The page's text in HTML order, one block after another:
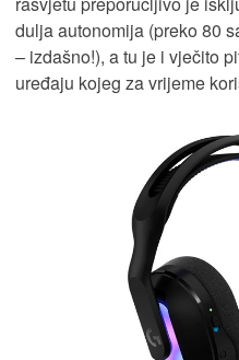
dulja autonomija (preko 80
– izdašno!), a tu je i vječito
uređaju kojeg za vrijeme